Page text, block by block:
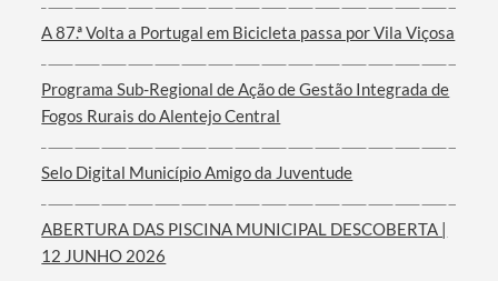
Filtros
A 87.ª Volta a Portugal em Bicicleta passa por Vila Viçosa
Programa Sub-Regional de Ação de Gestão Integrada de
Fogos Rurais do Alentejo Central
Selo Digital Município Amigo da Juventude
ABERTURA DAS PISCINA MUNICIPAL DESCOBERTA |
12 JUNHO 2026